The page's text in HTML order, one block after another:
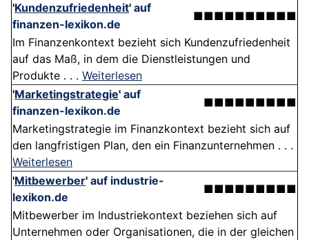
'Kundenzufriedenheit' auf
finanzen-lexikon.de
■■■■■■■■■■
Im Finanzenkontext bezieht sich Kundenzufriedenheit
auf das Maß, in dem die Dienstleistungen und
Produkte . . . Weiterlesen
'Marketingstrategie' auf
finanzen-lexikon.de
■■■■■■■■■
Marketingstrategie im Finanzkontext bezieht sich auf
den langfristigen Plan, den ein Finanzunternehmen . . .
Weiterlesen
'Mitbewerber' auf industrie-
lexikon.de
■■■■■■■■■
Mitbewerber im Industriekontext beziehen sich auf
Unternehmen oder Organisationen, die in der gleichen